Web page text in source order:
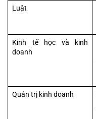
Luật
Kinh tế học và kinh
doanh
Quản trị kinh doanh